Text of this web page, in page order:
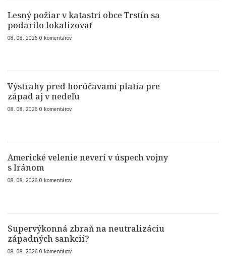
Lesný požiar v katastri obce Trstín sa
podarilo lokalizovať
08. 08. 2026 0 komentárov
Výstrahy pred horúčavami platia pre
západ aj v nedeľu
08. 08. 2026 0 komentárov
Americké velenie neverí v úspech vojny
s Iránom
08. 08. 2026 0 komentárov
Supervýkonná zbraň na neutralizáciu
západných sankcií?
08. 08. 2026 0 komentárov